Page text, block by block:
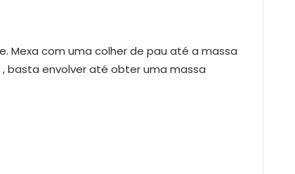
Mexa com uma colher de pau até a massa
basta envolver até obter uma massa